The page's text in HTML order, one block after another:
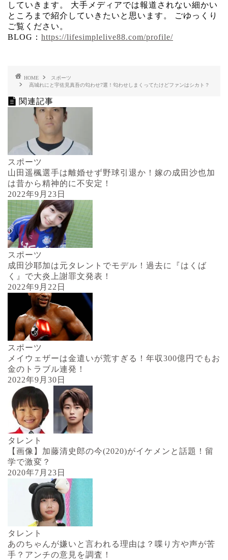
していきます。 大手メディアでは報道されない細かい
ところまで紹介していきたいと思います。 ごゆっくり
ご覧ください。
BLOG： https://lifesimplelive88.com/profile/
HOME
スポーツ
高城れにと宇佐見真吾の匂わせ7選！匂わせしまくってたけどファンはシカト？
関連記事
スポーツ
山田遥楓選手は離婚せず野球引退か！嫁の成田沙也加
は昔から精神的に不安定！
2022年9月23日
スポーツ
成田沙耶加は元タレントでモデル！過去に『はくば
く』で大炎上謝罪文発表！
2022年9月22日
スポーツ
メイウェザーは金遣いが荒すぎる！年収300億円でもお
金のトラブル連発！
2022年9月30日
タレント
【画像】加藤清史郎の今(2020)がイケメンと話題！留
学で激変？
2020年7月23日
タレント
あのちゃんが嫌いと言われる理由は？喋り方や声が苦
手？アンチの意見を調査！